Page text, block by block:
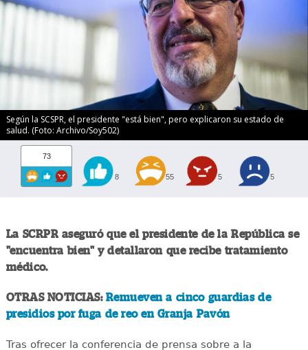
Según la SCSPR, el presidente "está bien", pero explicaron su estado de
salud. (Foto: Archivo/Soy502)
73
8 55 5 5
La SCRPR aseguró que el presidente de la República se
"encuentra bien" y detallaron que recibe tratamiento
médico.
OTRAS NOTICIAS: Remueven a cinco guardias de
presidios por fuga de reo en Granja Pavón
Tras ofrecer la conferencia de prensa sobre a la